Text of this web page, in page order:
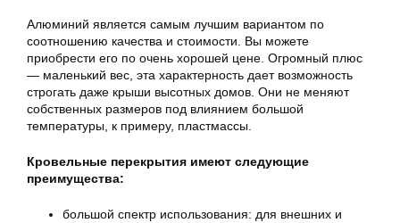
Алюминий является самым лучшим вариантом по
соотношению качества и стоимости. Вы можете
приобрести его по очень хорошей цене. Огромный плюс
— маленький вес, эта характерность дает возможность
строгать даже крыши высотных домов. Они не меняют
собственных размеров под влиянием большой
температуры, к примеру, пластмассы.
Кровельные перекрытия имеют следующие
преимущества:
большой спектр использования: для внешних и